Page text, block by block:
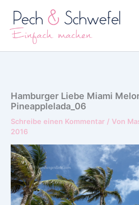
Inhalt
springen
Hamburger Liebe Miami
Pineapplelada_06
Schreibe einen Kommentar / Von
2016